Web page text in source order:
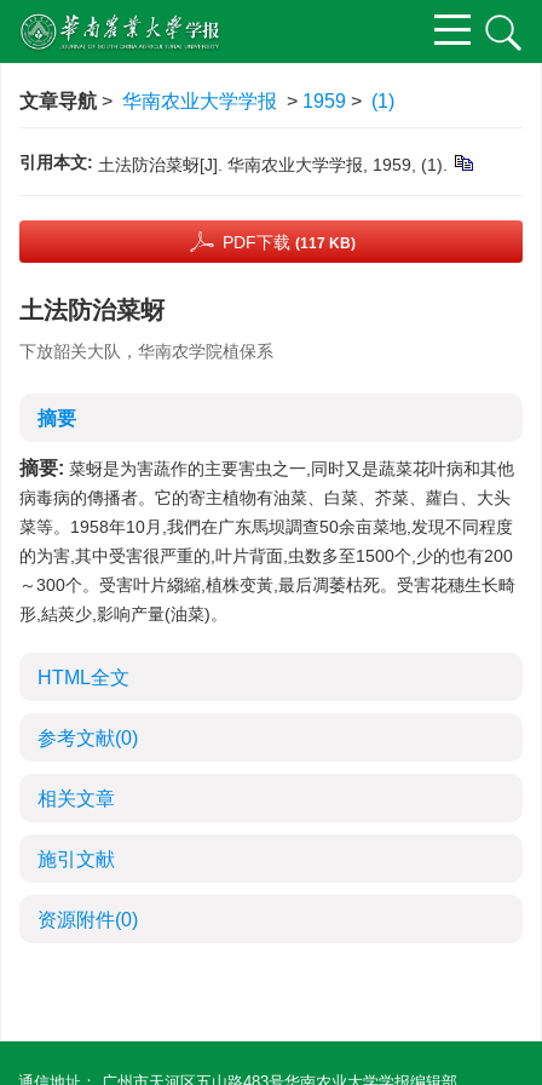
文章导航 > 华南农业大学学报 > 1959 > (1)
引用本文: 土法防治菜蚜[J]. 华南农业大学学报, 1959, (1).
PDF下载 (117 KB)
土法防治菜蚜
下放韶关大队，华南农学院植保系
摘要
摘要: 菜蚜是为害蔬作的主要害虫之一,同时又是蔬菜花叶病和其他
病毒病的傳播者。它的寄主植物有油菜、白菜、芥菜、蘿白、大头
菜等。1958年10月,我們在广东馬坝調查50余亩菜地,发現不同程度
的为害,其中受害很严重的,叶片背面,虫数多至1500个,少的也有200
～300个。受害叶片縐縮,植株变黃,最后凋萎枯死。受害花穗生长畸
形,結莢少,影响产量(油菜)。
HTML全文
参考文献(0)
相关文章
施引文献
资源附件(0)